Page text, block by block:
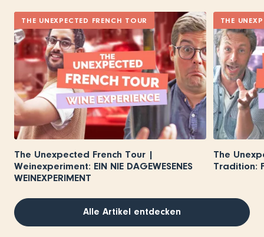
THE UNEXPECTED FRENCH TOUR
The Unexpected French Tour |
Weinexperiment: EIN NIE DAGEWESENES
WEINEXPERIMENT
THE
The
Tradition:
Alle Artikel entdecken